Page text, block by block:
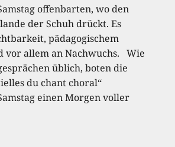
offenbarten, wo den
der Schuh drückt. Es
pädagogischem
vor allem an Nachwuchs. Wie
üblich, boten die
du chant choral“
einen Morgen voller